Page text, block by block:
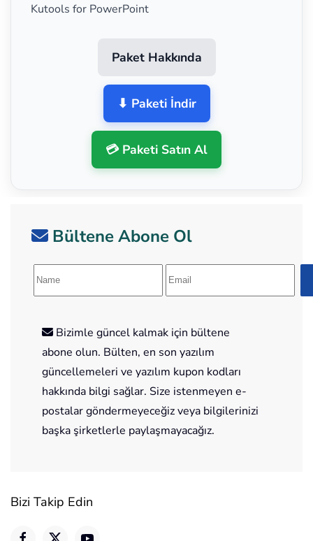
Kutools for PowerPoint
Paket Hakkında
⬇ Paketi İndir
💳 Paketi Satın Al
Bültene Abone Ol
Bizimle güncel kalmak için bültene
abone olun. Bülten, en son yazılım
güncellemeleri ve yazılım kupon kodları
hakkında bilgi sağlar. Size istenmeyen e-
postalar göndermeyeceğiz veya bilgilerinizi
başka şirketlerle paylaşmayacağız.
Bizi Takip Edin